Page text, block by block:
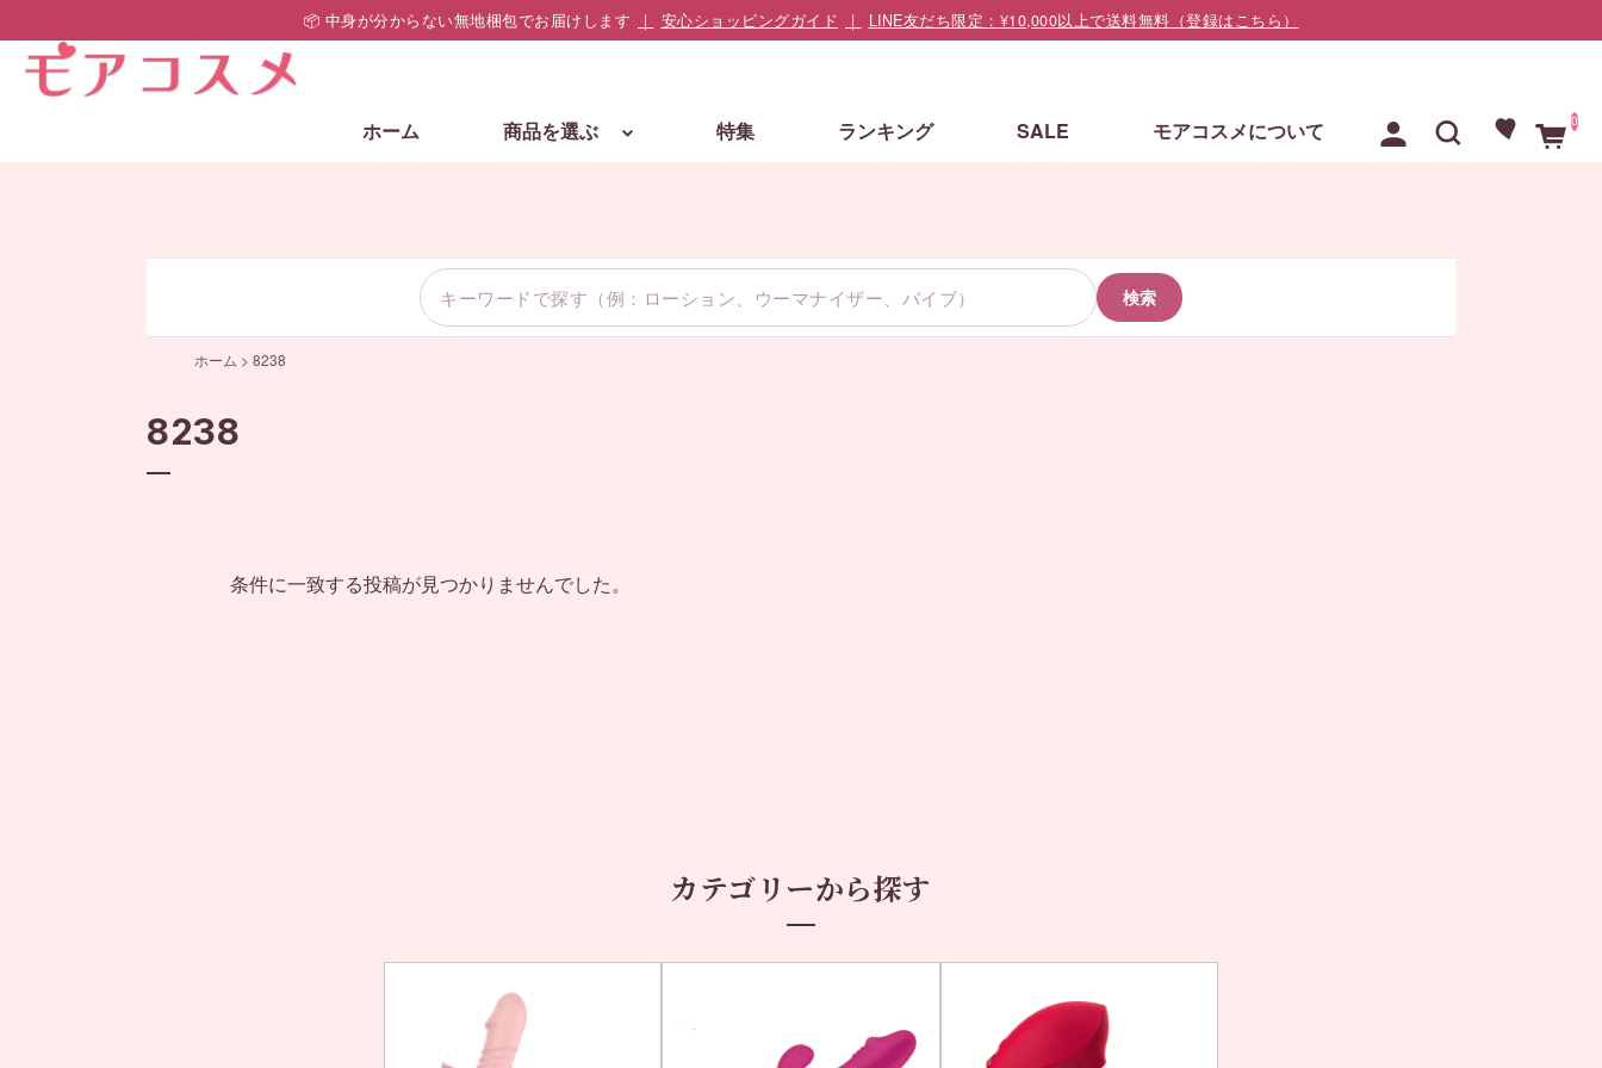
ホーム 商品を選ぶ 特集 ランキング SALE モアコスメについて 0
検索
ホーム > 8238
8238
条件に一致する投稿が見つかりませんでした。
カテゴリーから探す
📦 中身が分からない無地梱包でお届けします 安心ショッピングガイド LINE友だち限定：¥10,000以上で送料無料（登録はこちら）